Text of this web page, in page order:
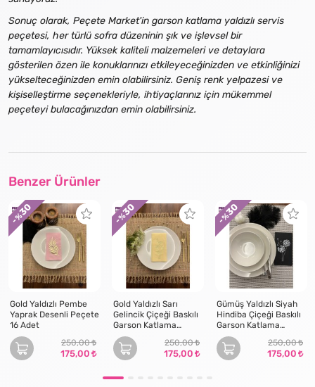
Sonuç olarak, Peçete Market'in garson katlama yaldızlı servis
peçetesi, her türlü sofra düzeninin şık ve işlevsel bir
tamamlayıcısıdır. Yüksek kaliteli malzemeleri ve detaylara
gösterilen özen ile konuklarınızı etkileyeceğinizden ve etkinliğinizi
yükselteceğinizden emin olabilirsiniz. Geniş renk yelpazesi ve
kişiselleştirme seçenekleriyle, ihtiyaçlarınız için mükemmel
peçeteyi bulacağınızdan emin olabilirsiniz.
Benzer Ürünler
Gold Yaldızlı Pembe
Yaprak Desenli Peçete
16 Adet
250,00
175,00
- %
30
Gold Yaldızlı Sarı
Gelincik Çiçeği Baskılı
Garson Katlama
Peçete 16 Adet
250,00
175,00
- %
30
Gümüş Yaldızlı Siyah
Hindiba Çiçeği Baskılı
Garson Katlama
Peçete 16 lı
250,00
175,00
- %
30